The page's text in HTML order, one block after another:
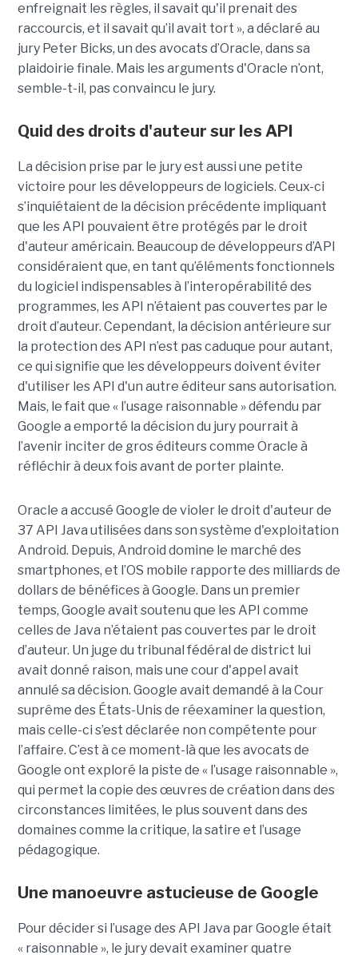
enfreignait les règles, il savait qu'il prenait des
raccourcis, et il savait qu’il avait tort », a déclaré au
jury Peter Bicks, un des avocats d’Oracle, dans sa
plaidoirie finale. Mais les arguments d'Oracle n’ont,
semble-t-il, pas convaincu le jury.
Quid des droits d'auteur sur les API
La décision prise par le jury est aussi une petite
victoire pour les développeurs de logiciels. Ceux-ci
s’inquiétaient de la décision précédente impliquant
que les API pouvaient être protégés par le droit
d'auteur américain. Beaucoup de développeurs d’API
considéraient que, en tant qu’éléments fonctionnels
du logiciel indispensables à l’interopérabilité des
programmes, les API n’étaient pas couvertes par le
droit d’auteur. Cependant, la décision antérieure sur
la protection des API n’est pas caduque pour autant,
ce qui signifie que les développeurs doivent éviter
d'utiliser les API d'un autre éditeur sans autorisation.
Mais, le fait que « l’usage raisonnable » défendu par
Google a emporté la décision du jury pourrait à
l’avenir inciter de gros éditeurs comme Oracle à
réfléchir à deux fois avant de porter plainte.
Oracle a accusé Google de violer le droit d'auteur de
37 API Java utilisées dans son système d'exploitation
Android. Depuis, Android domine le marché des
smartphones, et l’OS mobile rapporte des milliards de
dollars de bénéfices à Google. Dans un premier
temps, Google avait soutenu que les API comme
celles de Java n’étaient pas couvertes par le droit
d’auteur. Un juge du tribunal fédéral de district lui
avait donné raison, mais une cour d'appel avait
annulé sa décision. Google avait demandé à la Cour
suprême des États-Unis de réexaminer la question,
mais celle-ci s’est déclarée non compétente pour
l’affaire. C’est à ce moment-là que les avocats de
Google ont exploré la piste de « l’usage raisonnable »,
qui permet la copie des œuvres de création dans des
circonstances limitées, le plus souvent dans des
domaines comme la critique, la satire et l’usage
pédagogique.
Une manoeuvre astucieuse de Google
Pour décider si l’usage des API Java par Google était
« raisonnable », le jury devait examiner quatre